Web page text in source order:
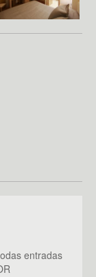
entradas